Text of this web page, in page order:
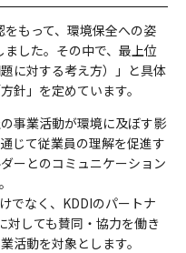
もって、環境保全への姿
した。その中で、最上位
に対する考え方）」と具体
針」を定めています。
事業活動が環境に及ぼす影
じて従業員の理解を促進す
ーとのコミュニケーション
でなく、KDDIのパートナ
しても賛同・協力を働き
活動を対象とします。